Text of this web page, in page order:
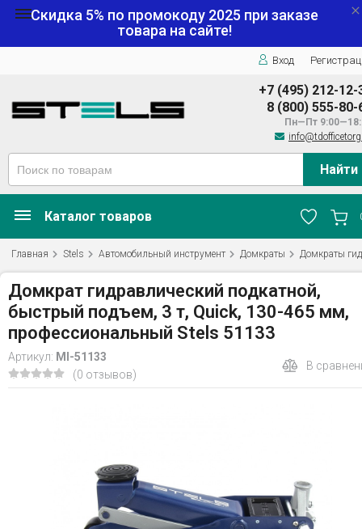
Скидка 5% по промокоду 2025 при заказе
товара на сайте!
Вход
+7 (495) 212-12-
8 (800) 555-80-
Пн—Пт
Найти
Каталог товаров
Главная Stels Автомобильный инструмент Домкраты Домкраты
Домкрат гидравлический подкатной,
быстрый подъем, 3 т, Quick, 130-465 мм,
профессиональный Stels 51133
Артикул: MI-51133
(0 отзывов)
В